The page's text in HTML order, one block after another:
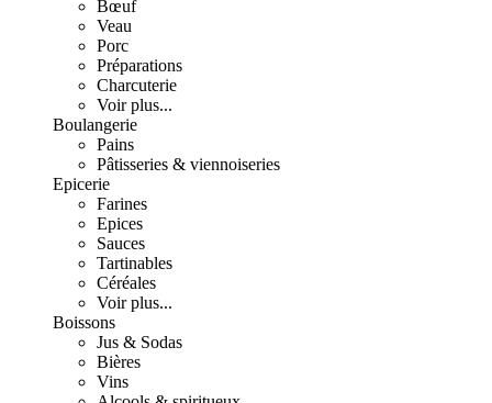
Bœuf
Veau
Porc
Préparations
Charcuterie
Voir plus...
Boulangerie
Pains
Pâtisseries & viennoiseries
Epicerie
Farines
Epices
Sauces
Tartinables
Céréales
Voir plus...
Boissons
Jus & Sodas
Bières
Vins